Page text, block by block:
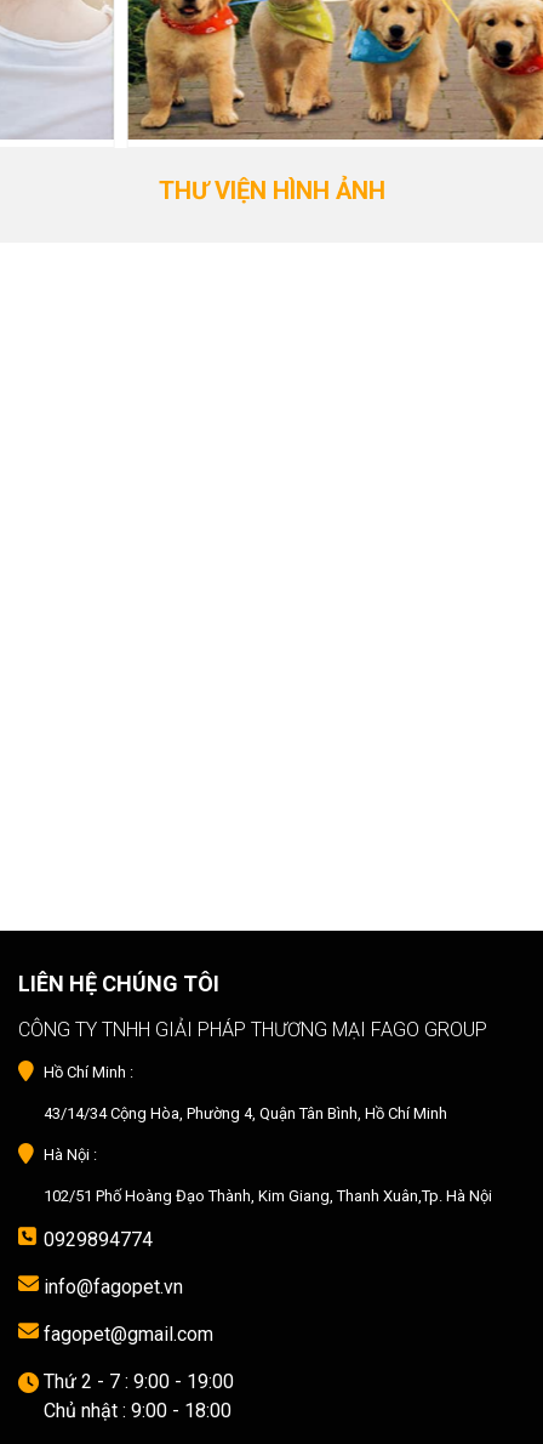
THƯ VIỆN HÌNH ẢNH
LIÊN HỆ CHÚNG TÔI
CÔNG TY TNHH GIẢI PHÁP THƯƠNG MẠI FAGO GROUP
Hồ Chí Minh :
43/14/34 Cộng Hòa, Phường 4, Quận Tân Bình, Hồ Chí Minh
Hà Nội :
102/51 Phố Hoàng Đạo Thành, Kim Giang, Thanh Xuân,Tp. Hà Nội
0929894774
info@fagopet.vn
fagopet@gmail.com
Thứ 2 - 7 : 9:00 - 19:00
Chủ nhật : 9:00 - 18:00